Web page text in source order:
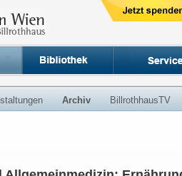
Archiv BillrothhausTV